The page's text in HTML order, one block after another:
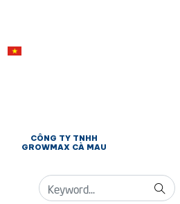
CÔNG TY TNHH
GROWMAX CÀ MAU